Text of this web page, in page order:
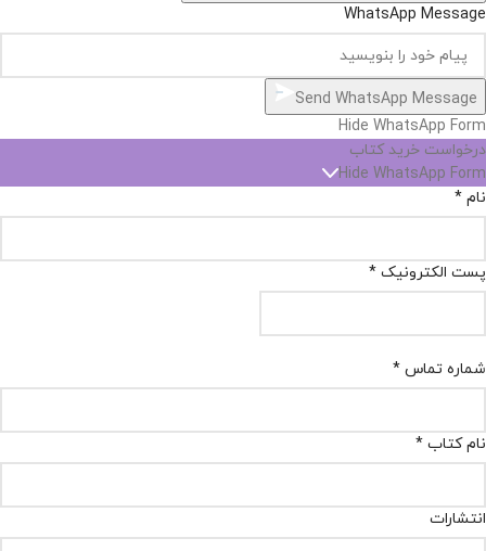
WhatsApp Message
Send WhatsApp Message
Hide WhatsApp Form
درخواست خرید کتاب
Hide WhatsApp Form
نام *
پست الکترونیک *
شماره تماس *
نام کتاب *
انتشارات